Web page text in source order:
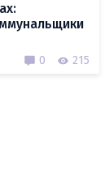
0 215